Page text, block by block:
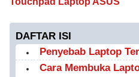
DAFTAR ISI
Penyebab Laptop
Cara Membuka